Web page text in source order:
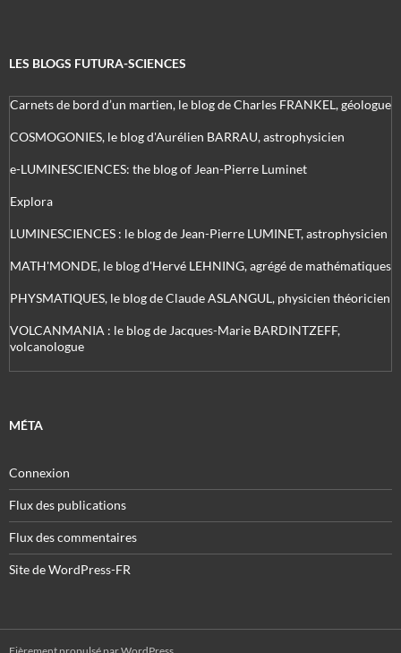
LES BLOGS FUTURA-SCIENCES
Carnets de bord d’un martien, le blog de Charles FRANKEL, géologue
COSMOGONIES, le blog d'Aurélien BARRAU, astrophysicien
e-LUMINESCIENCES: the blog of Jean-Pierre Luminet
Explora
LUMINESCIENCES : le blog de Jean-Pierre LUMINET, astrophysicien
MATH'MONDE, le blog d'Hervé LEHNING, agrégé de mathématiques
PHYSMATIQUES, le blog de Claude ASLANGUL, physicien théoricien
VOLCANMANIA : le blog de Jacques-Marie BARDINTZEFF,
volcanologue
MÉTA
Connexion
Flux des publications
Flux des commentaires
Site de WordPress-FR